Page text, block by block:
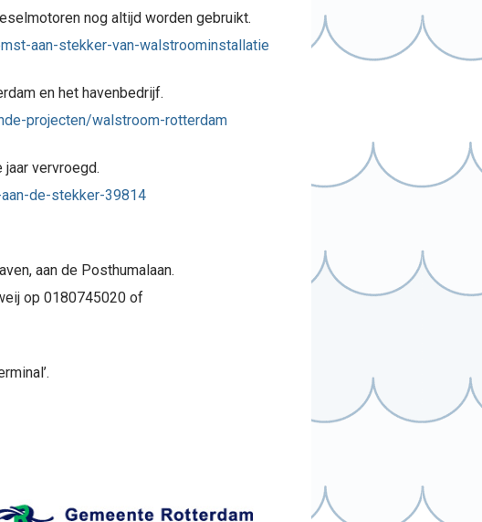
nog altijd worden gebruikt.
aan-stekker-van-walstroominstallatie
en het havenbedrijf.
projecten/walstroom-rotterdam
vervroegd.
de-stekker-39814
aan de Posthumalaan.
op 0180745020 of